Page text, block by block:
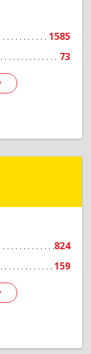
1585
73
Подробнее
824
159
Подробнее